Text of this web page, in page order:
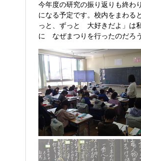
今年度の研究の振り返りも終わ
になる予定です。校内をまわる
っと、ずっと 大好きだよ」は
に なぜまつりを行ったのだろ